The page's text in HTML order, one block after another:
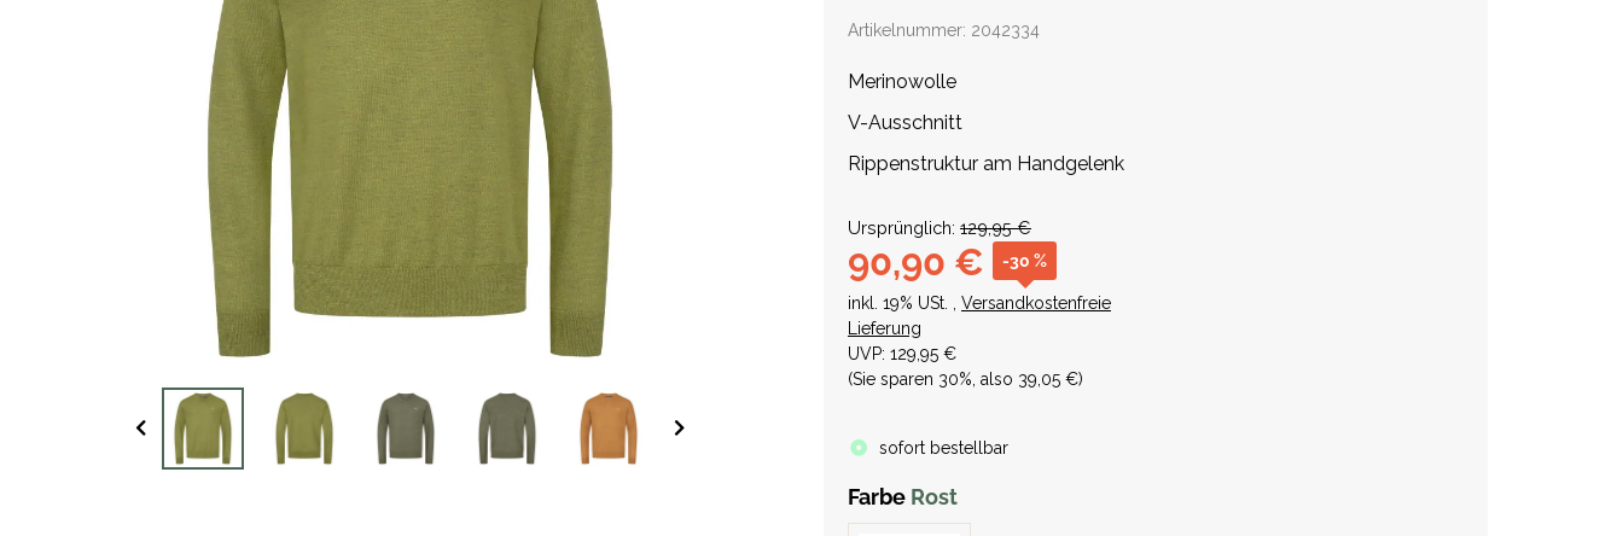
Artikelnummer: 2042334
Merinowolle
V-Ausschnitt
Rippenstruktur am Handgelenk
Ursprünglich: 129,95 €
90,90 € -30 %
inkl. 19% USt. , Versandkostenfreie
Lieferung
UVP: 129,95 €
(Sie sparen 30% , also 39,05 €)
sofort bestellbar
Farbe Rost